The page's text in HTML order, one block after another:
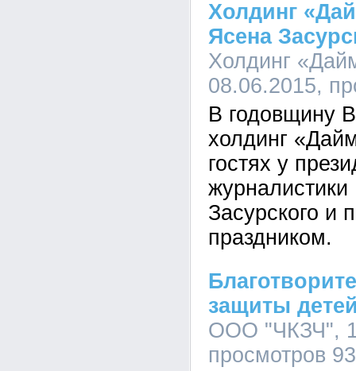
Холдинг
Ясена
Холдинг
08.06.2015,
В годовщину
холдинг
гостях у
Засурского и
праздником.
защиты
ООО "ЧКЗЧ",
просмотров